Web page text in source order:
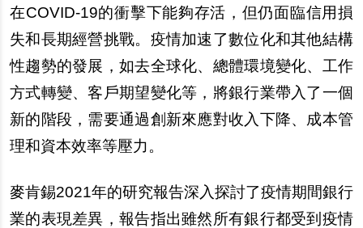
在COVID-19的衝擊下能夠存活，但仍面臨信用損
失和長期經營挑戰。疫情加速了數位化和其他結構
性趨勢的發展，如去全球化、總體環境變化、工作
方式轉變、客戶期望變化等，將銀行業帶入了一個
新的階段，需要通過創新來應對收入下降、成本管
理和資本效率等壓力。
麥肯錫2021年的研究報告深入探討了疫情期間銀行
業的表現差異，報告指出雖然所有銀行都受到疫情